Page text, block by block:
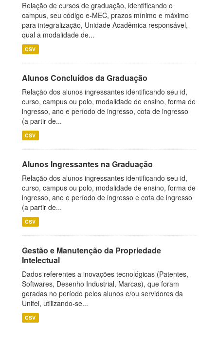
Relação de cursos de graduação, identificando o
campus, seu código e-MEC, prazos mínimo e máximo
para integralização, Unidade Acadêmica responsável,
qual a modalidade de...
CSV
Alunos Concluídos da Graduação
Relação dos alunos ingressantes identificando seu id,
curso, campus ou polo, modalidade de ensino, forma de
ingresso, ano e período de ingresso, cota de ingresso
(a partir de...
CSV
Alunos Ingressantes na Graduação
Relação dos alunos ingressantes identificando seu id,
curso, campus ou polo, modalidade de ensino, forma de
ingresso, ano e período de ingresso e cota de ingresso
(a partir de...
CSV
Gestão e Manutenção da Propriedade
Intelectual
Dados referentes a inovações tecnológicas (Patentes,
Softwares, Desenho Industrial, Marcas), que foram
geradas no período pelos alunos e/ou servidores da
Unifei, utilizando-se...
CSV